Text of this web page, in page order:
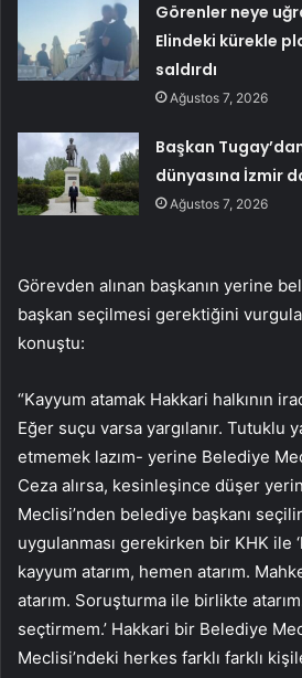
Görenler neye
Elindeki kürekle
saldırdı
Ağustos 7, 2026
Başkan
dünyasına İzmir
Ağustos 7, 2026
Görevden alınan başkanın yerine
başkan seçilmesi gerektiğini
konuştu:
“Kayyum atamak Hakkari halkının
Eğer suçu varsa yargılanır. Tutuklu
etmemek lazım- yerine Belediye
Ceza alırsa, kesinleşince düşer
Meclisi’nden belediye başkanı
uygulanması gerekirken bir KHK ile
kayyum atarım, hemen atarım.
atarım. Soruşturma ile birlikte
seçtirmem.’ Hakkari bir Belediye
Meclisi’ndeki herkes farklı farklı